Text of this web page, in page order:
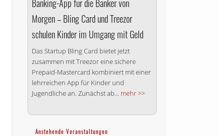
Banking-App für die Banker von
Morgen – Bling Card und Treezor
schulen Kinder im Umgang mit Geld
Das Startup Bling Card bietet jetzt
zusammen mit Treezor eine sichere
Prepaid-Mastercard kombiniert mit einer
lehrreichen App für Kinder und
Jugendliche an. Zunächst ab... mehr >>
Anstehende Veranstaltungen